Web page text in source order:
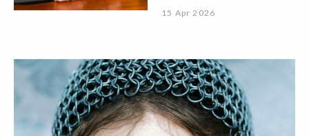
15 Apr 2026